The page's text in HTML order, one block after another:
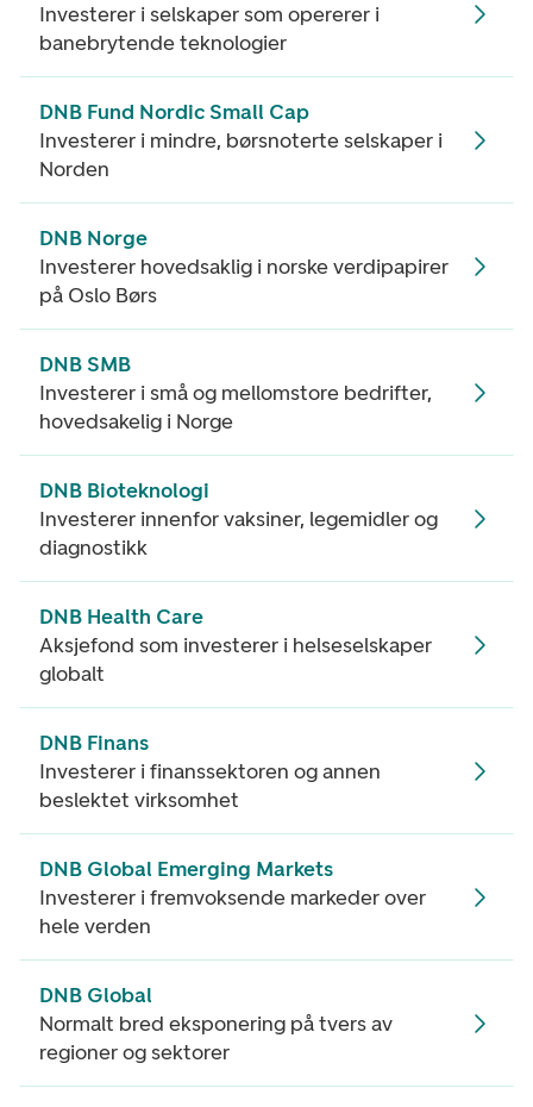
Investerer i selskaper som opererer i
banebrytende teknologier
DNB Fund Nordic Small Cap
Investerer i mindre, børsnoterte selskaper i
Norden
DNB Norge
Investerer hovedsaklig i norske verdipapirer
på Oslo Børs
DNB SMB
Investerer i små og mellomstore bedrifter,
hovedsakelig i Norge
DNB Bioteknologi
Investerer innenfor vaksiner, legemidler og
diagnostikk
DNB Health Care
Aksjefond som investerer i helseselskaper
globalt
DNB Finans
Investerer i finanssektoren og annen
beslektet virksomhet
DNB Global Emerging Markets
Investerer i fremvoksende markeder over
hele verden
DNB Global
Normalt bred eksponering på tvers av
regioner og sektorer